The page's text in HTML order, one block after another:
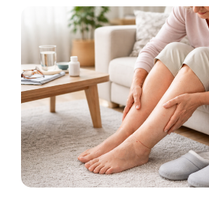
CHYTRÝ
PRŮVODCE
MODERNÍM
SVĚTEM
POZNEJTE
&
ZAŽIJTE,
CO
SE
PRÁVĚ
DĚJE
a
?
HLEDAT